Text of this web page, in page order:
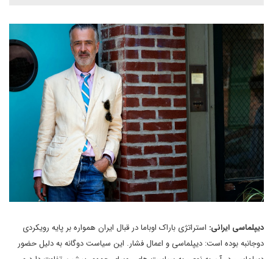
دیپلماسی ایرانی: استراتژی باراک اوباما در قبال ایران همواره بر پایه رویکردی
دوجانبه بوده است: دیپلماسی و اعمال فشار. این سیاست دوگانه به دلیل حضور